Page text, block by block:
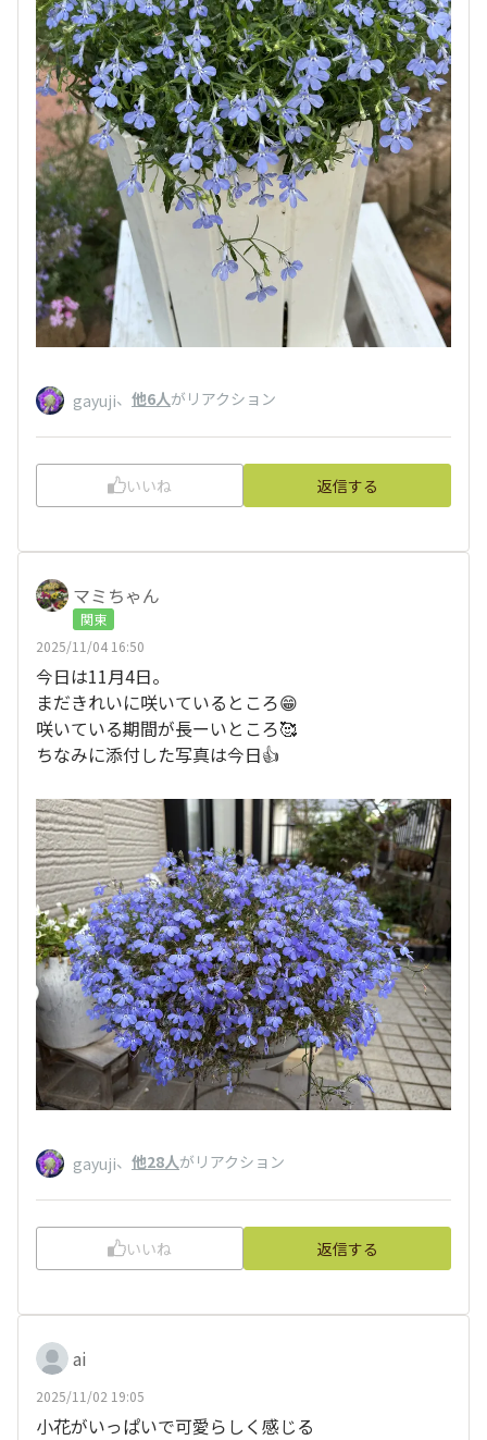
gayuji、 他6人がリアクション
いいね 返信する
マミちゃん
関東
2025/11/04 16:50
今日は11月4日。
まだきれいに咲いているところ😁
咲いている期間が長ーいところ🥰
ちなみに添付した写真は今日👍
gayuji、 他28人がリアクション
いいね 返信する
ai
2025/11/02 19:05
小花がいっぱいで可愛らしく感じる